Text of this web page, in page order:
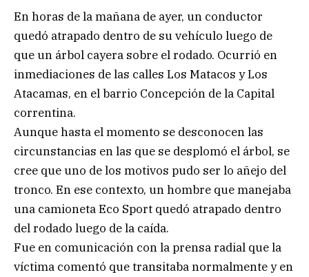
En horas de la mañana de ayer, un conductor
quedó atrapado dentro de su vehículo luego de
que un árbol cayera sobre el rodado. Ocurrió en
inmediaciones de las calles Los Matacos y Los
Atacamas, en el barrio Concepción de la Capital
correntina.
Aunque hasta el momento se desconocen las
circunstancias en las que se desplomó el árbol, se
cree que uno de los motivos pudo ser lo añejo del
tronco. En ese contexto, un hombre que manejaba
una camioneta Eco Sport quedó atrapado dentro
del rodado luego de la caída.
Fue en comunicación con la prensa radial que la
víctima comentó que transitaba normalmente y en